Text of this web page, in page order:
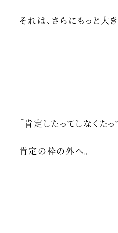
それは、さらにもっと大
「肯定したってしなくた
肯定の枠の外へ。